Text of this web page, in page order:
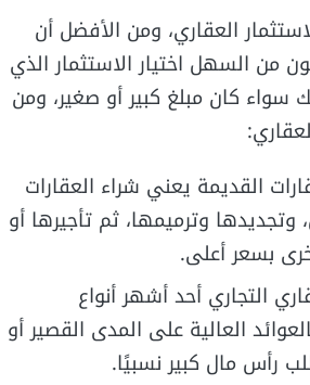
العقاري، ومن الأفضل أن
من السهل اختيار الاستثمار الذي
كان مبلغ كبير أو صغير، ومن
القديمة يعني شراء العقارات
وتجديدها وترميمها، ثم تأجيرها أو
بسعر أعلى.
التجاري أحد أشهر أنواع
العالية على المدى القصير أو
رأس مال كبير نسبيًا.